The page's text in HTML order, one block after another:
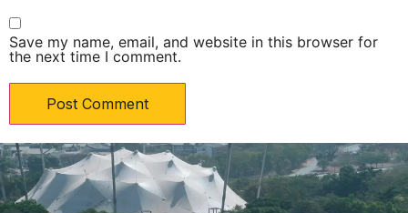
Save my name, email, and website in this browser for
the next time I comment.